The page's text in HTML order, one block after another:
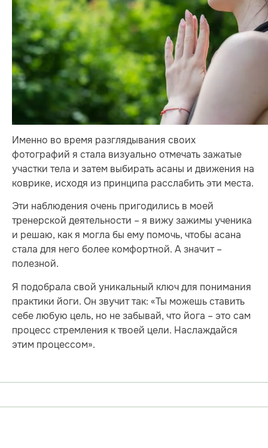
Именно во время разглядывания своих
фотографий я стала визуально отмечать зажатые
участки тела и затем выбирать асаны и движения на
коврике, исходя из принципа расслабить эти места.
Эти наблюдения очень пригодились в моей
тренерской деятельности – я вижу зажимы ученика
и решаю, как я могла бы ему помочь, чтобы асана
стала для него более комфортной. А значит –
полезной.
Я подобрала свой уникальный ключ для понимания
практики йоги. Он звучит так: «Ты можешь ставить
себе любую цель, но не забывай, что йога – это сам
процесс стремления к твоей цели. Наслаждайся
этим процессом».